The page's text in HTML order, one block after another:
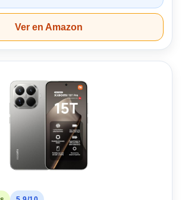
Ver en Amazon